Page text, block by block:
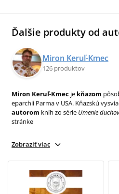
Ďalšie produkty od
Miron Keruľ-Kmec
126 produktov
Miron Keruľ-Kmec je kňazom
eparchii Parma v USA. Kňazskú
autorom kníh zo série Umenie
stránke
Zobraziť viac